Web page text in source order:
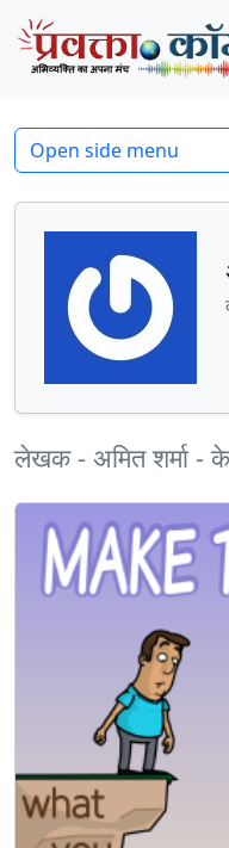
Skip to content
Skip to footer
लेखक - अमित शर्मा -
Open side menu